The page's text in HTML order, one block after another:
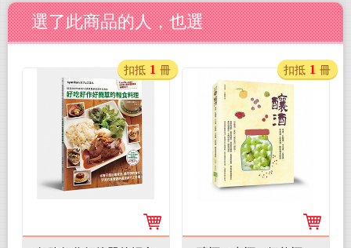
+成就感100分）
選了此商品的人，也選
扣抵 1 冊 扣抵 1 冊